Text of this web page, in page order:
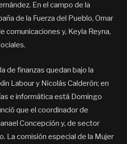
En el campo de la
de la Fuerza del Pueblo, Omar
comunicaciones y, Keyla Reyna,
de finanzas quedan bajo la
Labour y Nicolás Calderón; en
e informática está Domingo
que el coordinador de
Concepción y, de sector
La comisión especial de la Mujer